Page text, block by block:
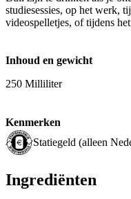
studiesessies, op het werk,
videospelletjes, of tijdens
Inhoud en gewicht
250 Milliliter
Kenmerken
Statiegeld (alleen
Ingrediënten